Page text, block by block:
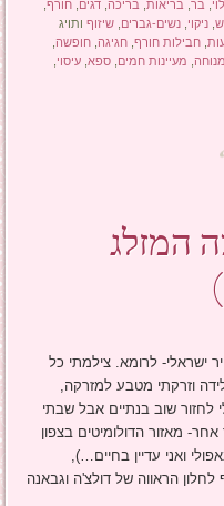
בר בריאות בריכה ,דגים ,חורף
,ניקוי ,נשים-גברים ,שיזוף ותויג
,חבילות חורף ,חגיגה ,חופשה
מנוחה מעיינות חמים ,ספא ,עיסוי
המזלג
ישראלי- לרומא. צילמתי כל
וזרקתי מטבע למזרקה,
שוב בנתיים אבל שבתי
מאזור הדולומיטים בצפון
ואני עדיין בחיים…),
לחלון הראווה של דולצ'ה וגבאנה